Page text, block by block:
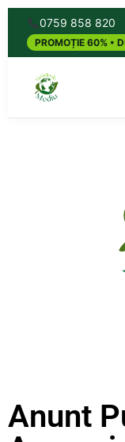
0759 858 820
PROMOȚIE 60% •
Anunt